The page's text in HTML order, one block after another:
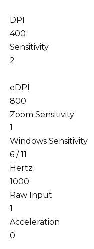
DPI
400
Sensitivity
2
eDPI
800
Zoom Sensitivity
1
Windows Sensitivity
6 / 11
Hertz
1000
Raw Input
1
Acceleration
0